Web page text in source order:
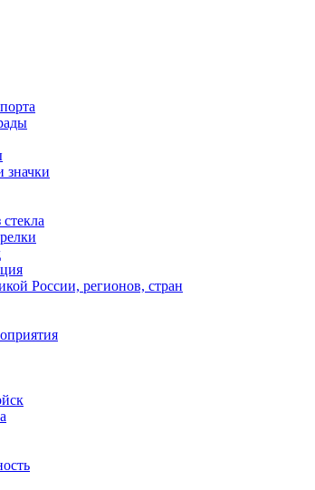
значки
России, регионов, стран